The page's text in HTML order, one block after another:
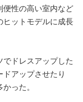
便性の高い室内など
ヒットモデルに成長
でドレスアップした
アップさせたり
った。